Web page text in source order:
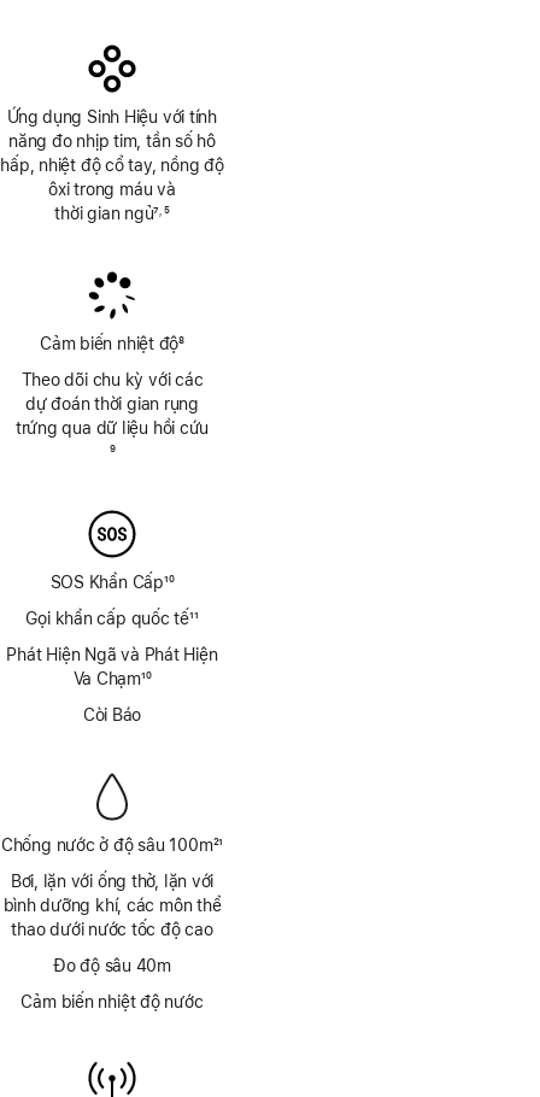
Ứng dụng Sinh Hiệu với tính
năng đo nhịp tim, tần số hô
hấp, nhiệt độ cổ tay, nồng độ
ôxi trong máu và
thời gian ngủ7 5
Cảm biến nhiệt độ
thích
8
Theo dõi chu kỳ với các
dự đoán thời gian rụng
trứng qua dữ liệu hồi cứu
9
SOS Khẩn Cấp
Chú
thích
10
Gọi khẩn cấp quốc tế
Chú
thích
11
Phát Hiện Ngã và Phát Hiện
Va Chạm10
Còi Báo
Chống nước ở độ sâu 100m
thích
21
Bơi, lặn với ống thở, lặn với
bình dưỡng khí, các môn thể
thao dưới nước tốc độ cao
Đo độ sâu 40m
Cảm biến nhiệt độ nước